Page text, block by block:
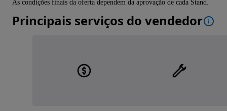
As condições finais da oferta dependem da aprovação de cada Stand.
Principais serviços do vendedor